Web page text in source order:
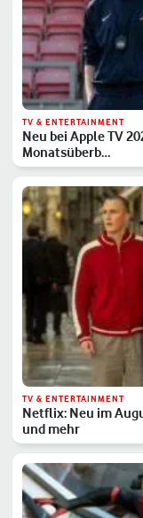
TV & ENTERTAINMENT
Neu bei Apple TV
Monatsüberb…
TV & ENTERTAINMENT
Netflix: Neu im
und mehr